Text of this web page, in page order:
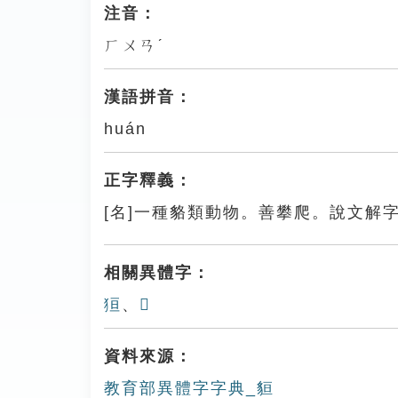
注音：
ㄏㄨㄢˊ
漢語拼音：
huán
正字釋義：
[名]一種貉類動物。善攀爬。說文解
相關異體字：
狟 、 𧳔
資料來源：
教育部異體字字典_貆